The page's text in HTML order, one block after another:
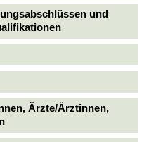
und
Ärzte/Ärztinnen,